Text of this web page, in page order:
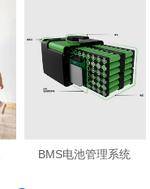
BMS电池管理系统